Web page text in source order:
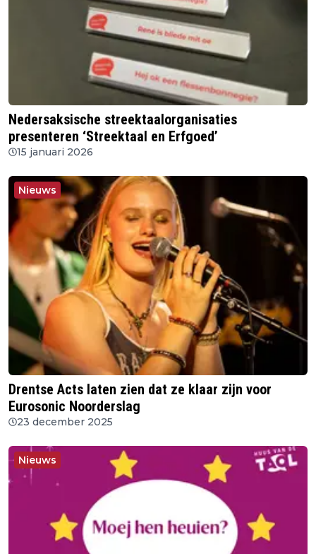
Nedersaksische streektaalorganisaties
presenteren ‘Streektaal en Erfgoed’
15 januari 2026
Nieuws
Drentse Acts laten zien dat ze klaar zijn voor
Eurosonic Noorderslag
23 december 2025
Nieuws